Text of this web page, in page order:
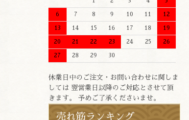
6 7 8 9 10 11 12
13 14 15 16 17 18 19
20 21 22 23 24 25 26
27 28 29 30
休業日中のご注文・お問い合わせに関しま
しては 翌営業日以降のご対応とさせて頂
きます。 予めご了承くださいませ。
売れ筋ランキング